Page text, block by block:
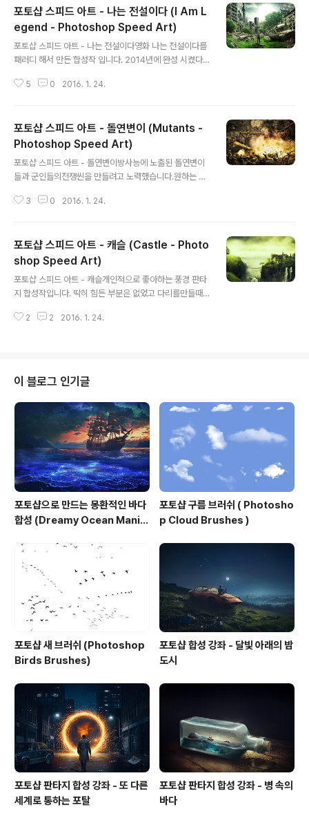
습니다.Wallpaper Download Bird link Lighthouse l
ink colonial ship png link angler link tree link Aq
uarium link link Rock link Sea World link Sea link
Forest link Glass Bottle png link Shark link Male l
포토샵 스피드 아트 - 나는 전설이다 (I Am L
egend - Photoshop Speed Art)
포토샵 스피드 아트 - 나는 전설이다영화 나는 전설이다를
패러디 해서 만든 합성작 입니다. 2014년에 완성 시켰다
피드 아트 영상으로 완셩 시켰습니다. 제가 제 작품에 최초
수 있습니다.링크를 클릭하시면 바탕화면을 다운로드 받으
실 수 있습니다.Wallpaper Download Demolish link
link link Leather link Demolition link Metal textur
e link Brick link Rifle link Rubble link Frame link N
5 0 2016. 1. 24.
포토샵 스피드 아트 - 돌연변이 (Mutants -
Photoshop Speed Art)
포토샵 스피드 아트 - 돌연변이방사능에 노출된 돌연변이
들과 군인들의전쟁씬을 만들려고 노력했습니다.원하는 이
온 것 같지않아 아쉽습니다. 시간과 정성을 많이 들인 합성
바탕화면을 다운로드 받으실 수 있습니다.Wallpaper Do
wnload Wall link Fire link Soldiers link Building Fi
re link Crane link magazine link smokestack link
Grunge Texture link Frame linkBullet link Iceland
link Explosions link burned car..
3 0 2016. 1. 24.
포토샵 스피드 아트 - 캐슬 (Castle - Photo
shop Speed Art)
포토샵 스피드 아트 - 캐슬개인적으로 좋아하는 풍경 판타
지 합성작입니다. 딱히 힘든 부분은 없었고 다리를만들때
지를 클릭하시면 크게 보실 수 있습니다.링크를 클릭하시
tle link Autumn link Tree link Ecola Ocean Trail li
nk Tree link Cliff link Bridge link Rocks link Ivy br
ushes link Mountain link Fence link M..
2 2 2016. 1. 24.
이 블로그 인기글
포토샵으로 만드는 몽환적인 바다
합성 (Dreamy Ocean Manip
포토샵 구름 브러쉬 ( Photosho
p Cloud Brushes )
포토샵 새 브러쉬 (Photoshop
Birds Brushes)
포토샵 합성 강좌 - 달빛 아래의 밤
도시
포토샵 판타지 합성 강좌 - 또 다른
세계로 통하는 포탈
포토샵 판타지 합성 강좌 - 병 속의
바다